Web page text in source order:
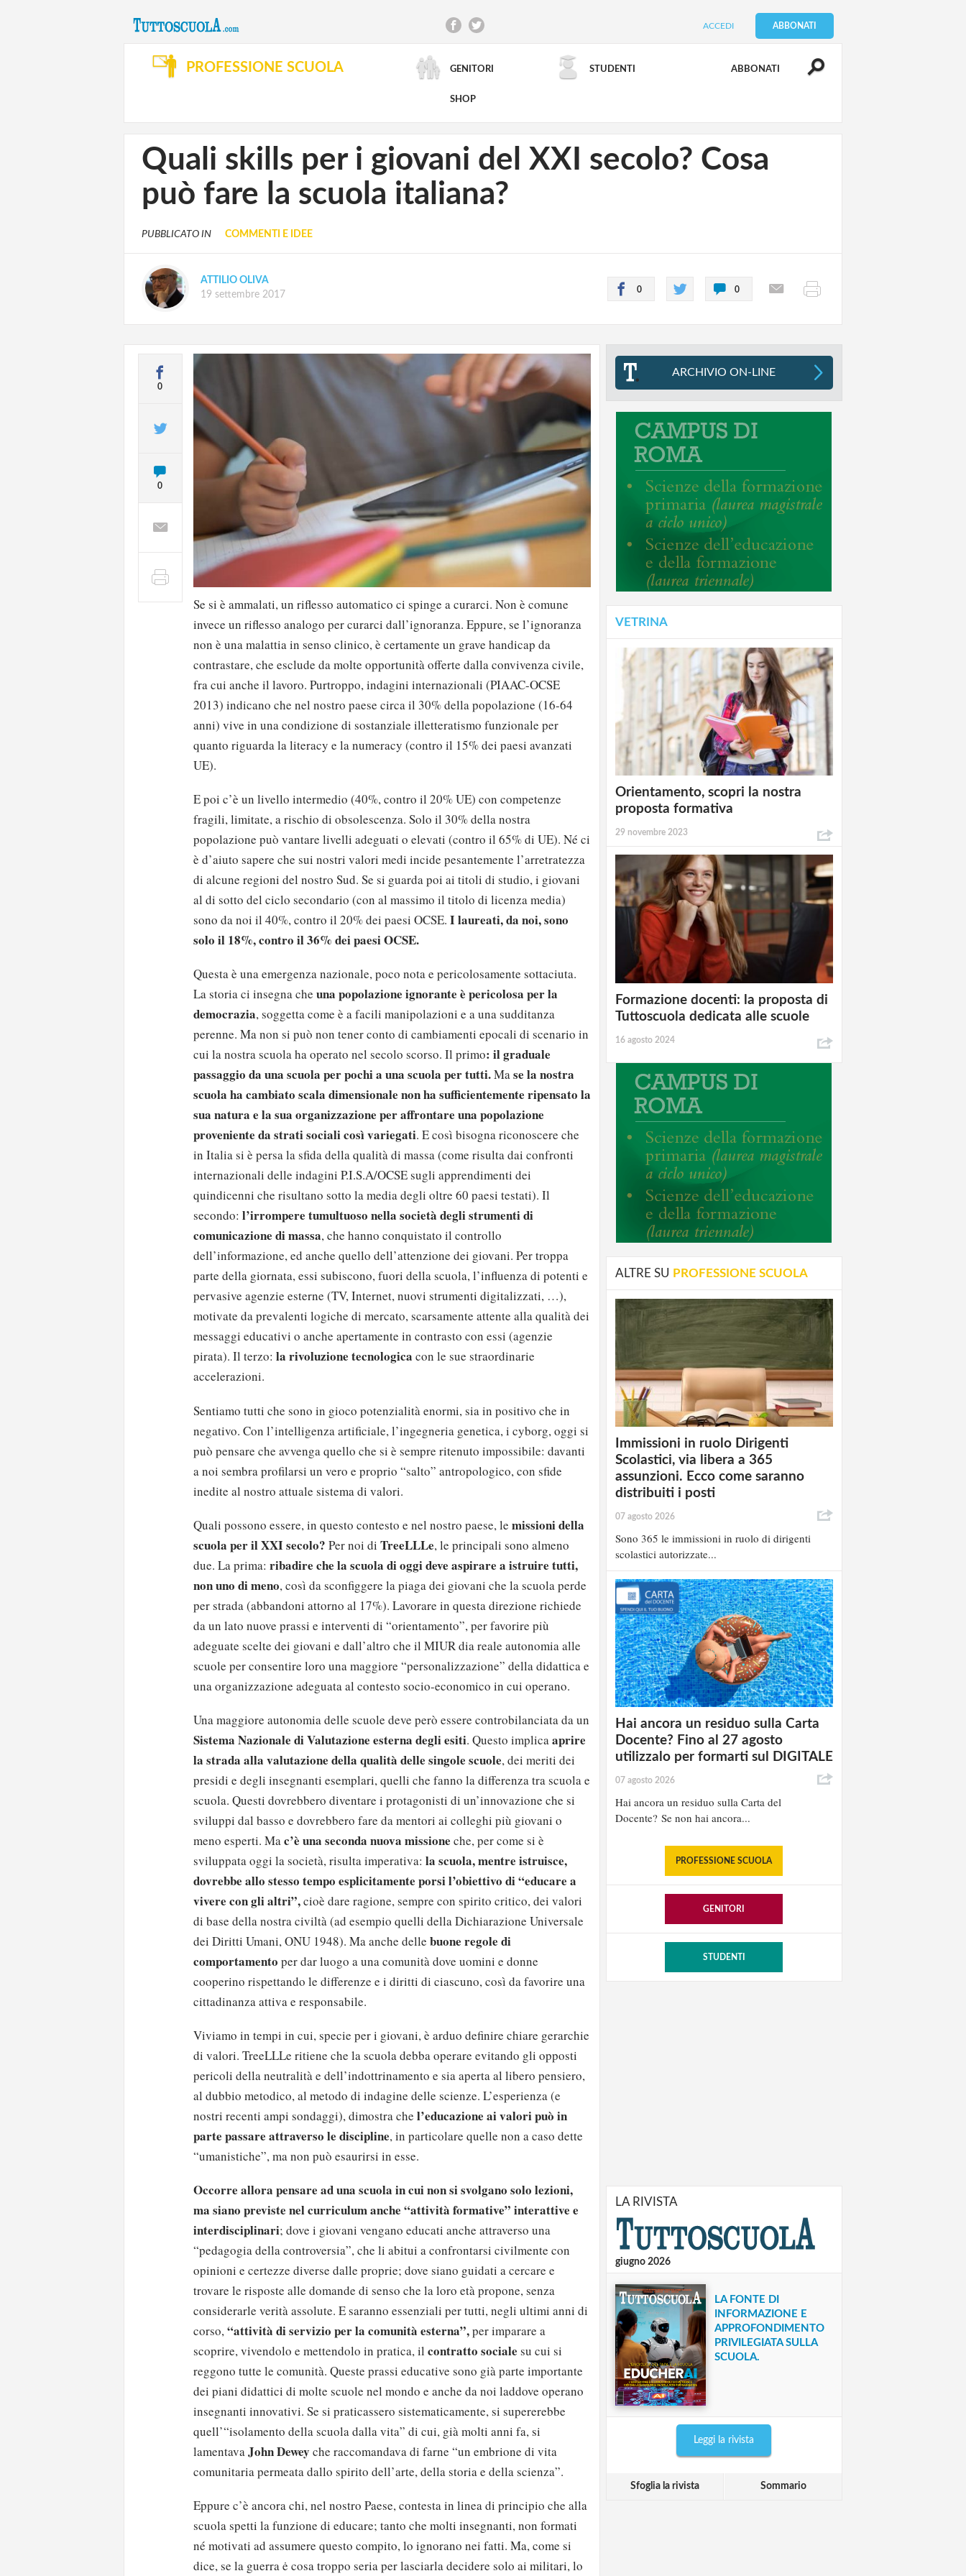
ACCEDI ABBONATI
PROFESSIONE SCUOLA GENITORI STUDENTI ABBONATI
SHOP
RICERCA AVANZATA
Quali skills per i giovani del XXI secolo? Cosa
può fare la scuola italiana?
PUBBLICATO IN COMMENTI E IDEE
ATTILIO OLIVA
19 settembre 2017
0 0
0
0
Se si è ammalati, un riflesso automatico ci spinge a curarci. Non è comune
invece un riflesso analogo per curarci dall’ignoranza. Eppure, se l’ignoranza
non è una malattia in senso clinico, è certamente un grave handicap da
contrastare, che esclude da molte opportunità offerte dalla convivenza civile,
fra cui anche il lavoro. Purtroppo, indagini internazionali (PIAAC-OCSE
2013) indicano che nel nostro paese circa il 30% della popolazione (16-64
anni) vive in una condizione di sostanziale illetteratismo funzionale per
quanto riguarda la literacy e la numeracy (contro il 15% dei paesi avanzati
UE).
E poi c’è un livello intermedio (40%, contro il 20% UE) con competenze
fragili, limitate, a rischio di obsolescenza. Solo il 30% della nostra
popolazione può vantare livelli adeguati o elevati (contro il 65% di UE). Né ci
è d’aiuto sapere che sui nostri valori medi incide pesantemente l’arretratezza
di alcune regioni del nostro Sud. Se si guarda poi ai titoli di studio, i giovani
al di sotto del ciclo secondario (con al massimo il titolo di licenza media)
sono da noi il 40%, contro il 20% dei paesi OCSE. I laureati, da noi, sono
solo il 18%, contro il 36% dei paesi OCSE.
Questa è una emergenza nazionale, poco nota e pericolosamente sottaciuta.
La storia ci insegna che una popolazione ignorante è pericolosa per la
democrazia, soggetta come è a facili manipolazioni e a una sudditanza
perenne. Ma non si può non tener conto di cambiamenti epocali di scenario in
cui la nostra scuola ha operato nel secolo scorso. Il primo: il graduale
passaggio da una scuola per pochi a una scuola per tutti.Mase la nostra
scuola ha cambiato scala dimensionale non ha sufficientemente ripensato la
sua natura e la sua organizzazione per affrontare una popolazione
proveniente da strati sociali così variegati. E così bisogna riconoscere che
in Italia si è persa la sfida della qualità di massa (come risulta dai confronti
internazionali delle indagini P.I.S.A/OCSE sugli apprendimenti dei
quindicenni che risultano sotto la media degli oltre 60 paesi testati). Il
secondo: l’irrompere tumultuoso nella società degli strumenti di
comunicazione di massa, che hanno conquistato il controllo
dell’informazione, ed anche quello dell’attenzione dei giovani. Per troppa
parte della giornata, essi subiscono, fuori della scuola, l’influenza di potenti e
pervasive agenzie esterne (TV, Internet, nuovi strumenti digitalizzati, …),
motivate da prevalenti logiche di mercato, scarsamente attente alla qualità dei
messaggi educativi o anche apertamente in contrasto con essi (agenzie
pirata). Il terzo: la rivoluzione tecnologica con le sue straordinarie
accelerazioni.
Sentiamo tutti che sono in gioco potenzialità enormi, sia in positivo che in
negativo. Con l’intelligenza artificiale, l’ingegneria genetica, i cyborg, oggi si
può pensare che avvenga quello che si è sempre ritenuto impossibile: davanti
a noi sembra profilarsi un vero e proprio “salto” antropologico, con sfide
inedite al nostro attuale sistema di valori.
Quali possono essere, in questo contesto e nel nostro paese, le missioni della
scuola per il XXI secolo? Per noi di TreeLLLe, le principali sono almeno
due. La prima: ribadire che la scuola di oggi deve aspirare a istruire tutti,
non uno di meno, così da sconfiggere la piaga dei giovani che la scuola perde
per strada (abbandoni attorno al 17%). Lavorare in questa direzione richiede
da un lato nuove prassi e interventi di “orientamento”, per favorire più
adeguate scelte dei giovani e dall’altro che il MIUR dia reale autonomia alle
scuole per consentire loro una maggiore “personalizzazione” della didattica e
una organizzazione adeguata al contesto socio-economico in cui operano.
Una maggiore autonomia delle scuole deve però essere controbilanciata da un
Sistema Nazionale di Valutazione esterna degli esiti. Questo implicaaprire
la strada alla valutazione della qualità delle singole scuole, dei meriti dei
presidi e degli insegnanti esemplari, quelli che fanno la differenza tra scuola e
scuola. Questi dovrebbero diventare i protagonisti di un’innovazione che si
sviluppi dal basso e dovrebbero fare da mentori ai colleghi più giovani o
meno esperti. Mac’è una seconda nuova missione che, per come si è
sviluppata oggi la società, risulta imperativa: la scuola, mentre istruisce,
dovrebbe allo stesso tempo esplicitamente porsi l’obiettivo di “educare a
vivere con gli altri”,cioè dare ragione, sempre con spirito critico, dei valori
di base della nostra civiltà (ad esempio quelli della Dichiarazione Universale
dei Diritti Umani, ONU 1948). Ma anche delle buone regole di
comportamento per dar luogo a una comunità dove uomini e donne
cooperino rispettando le differenze e i diritti di ciascuno, così da favorire una
cittadinanza attiva e responsabile.
Viviamo in tempi in cui, specie per i giovani, è arduo definire chiare gerarchie
di valori. TreeLLLe ritiene che la scuola debba operare evitando gli opposti
pericoli della neutralità e dell’indottrinamento e sia aperta al libero pensiero,
al dubbio metodico, al metodo di indagine delle scienze. L’esperienza (e
nostri recenti ampi sondaggi), dimostra che l’educazione ai valori può in
parte passare attraverso le discipline, in particolare quelle non a caso dette
“umanistiche”, ma non può esaurirsi in esse.
Occorre allora pensare ad una scuola in cui non si svolgano solo lezioni,
ma siano previste nel curriculum anche “attività formative” interattive e
interdisciplinari; dove i giovani vengano educati anche attraverso una
“pedagogia della controversia”, che li abitui a confrontarsi civilmente con
opinioni e certezze diverse dalle proprie; dove siano guidati a cercare e
trovare le risposte alle domande di senso che la loro età propone, senza
considerarle verità assolute. E saranno essenziali per tutti, negli ultimi anni di
corso,“attività di servizio per la comunità esterna”,per imparare a
scoprire, vivendolo e mettendolo in pratica, il contratto sociale su cui si
reggono tutte le comunità. Queste prassi educative sono già parte importante
dei piani didattici di molte scuole nel mondo e anche da noi laddove operano
insegnanti innovativi. Se si praticassero sistematicamente, si supererebbe
quell’“isolamento della scuola dalla vita” di cui, già molti anni fa, si
lamentavaJohn Dewey che raccomandava di farne “un embrione di vita
comunitaria permeata dallo spirito dell’arte, della storia e della scienza”.
Eppure c’è ancora chi, nel nostro Paese, contesta in linea di principio che alla
scuola spetti la funzione di educare; tanto che molti insegnanti, non formati
né motivati ad assumere questo compito, lo ignorano nei fatti. Ma, come si
dice, se la guerra ė cosa troppo seria per lasciarla decidere solo ai militari, lo
ARCHIVIO ON-LINE
VETRINA
Orientamento, scopri la nostra
proposta formativa
29 novembre 2023
Formazione docenti: la proposta di
Tuttoscuola dedicata alle scuole
16 agosto 2024
ALTRE SU PROFESSIONE SCUOLA
Immissioni in ruolo Dirigenti
Scolastici, via libera a 365
assunzioni. Ecco come saranno
distribuiti i posti
07 agosto 2026
Sono 365 le immissioni in ruolo di dirigenti
scolastici autorizzate...
Hai ancora un residuo sulla Carta
Docente? Fino al 27 agosto
utilizzalo per formarti sul DIGITALE
07 agosto 2026
Hai ancora un residuo sulla Carta del
Docente? Se non hai ancora...
PROFESSIONE SCUOLA
GENITORI
STUDENTI
LA RIVISTA
giugno 2026
LA FONTE DI
INFORMAZIONE E
APPROFONDIMENTO
PRIVILEGIATA SULLA
SCUOLA.
Leggi la rivista
Sfoglia la rivista Sommario